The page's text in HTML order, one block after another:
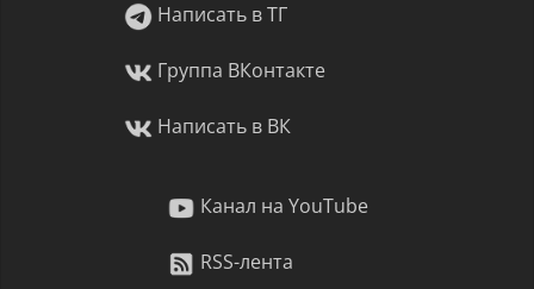
Написать в ТГ
Группа ВКонтакте
Написать в ВК
Канал на YouTube
RSS-лента